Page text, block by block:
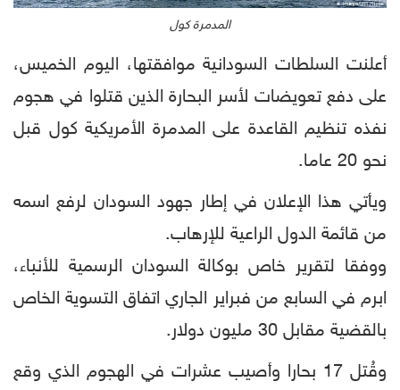
المدمرة كول
أعلنت السلطات السودانية موافقتها، اليوم الخميس،
على دفع تعويضات لأسر البحارة الذين قتلوا في هجوم
نفذه تنظيم القاعدة على المدمرة الأمريكية كول قبل
نحو 20 عاما.
ويأتي هذا الإعلان في إطار جهود السودان لرفع اسمه
من قائمة الدول الراعية للإرهاب.
ووفقا لتقرير خاص بوكالة السودان الرسمية للأنباء،
ابرم في السابع من فبراير الجاري اتفاق التسوية الخاص
بالقضية مقابل 30 مليون دولار.
وقُتل 17 بحارا وأصيب عشرات في الهجوم الذي وقع